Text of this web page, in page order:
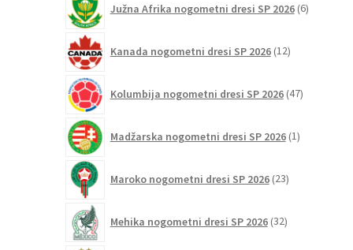
Južna Afrika nogometni dresi SP 2026 6izdelkov
Kanada nogometni dresi SP 2026 12izdelkov
Kolumbija nogometni dresi SP 2026 47izdelkov
Madžarska nogometni dresi SP 2026 1izdelek
Maroko nogometni dresi SP 2026 23izdelkov
Mehika nogometni dresi SP 2026 32izdelkov